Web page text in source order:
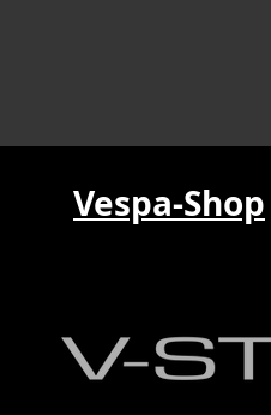
Vespa-Shop